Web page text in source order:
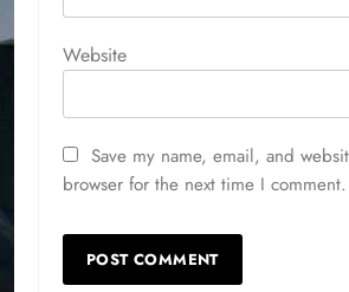
Website
Save my name, email, and
browser for the next time I comment.